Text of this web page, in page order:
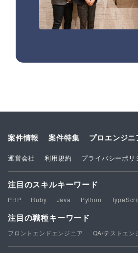
案件情報 案件特集 プロエンジニ
運営会社 利用規約 プライバシーポリ
注目のスキルキーワード
PHP Ruby Java Python
注目の職種キーワード
フロントエンドエンジニア QA/テストエン